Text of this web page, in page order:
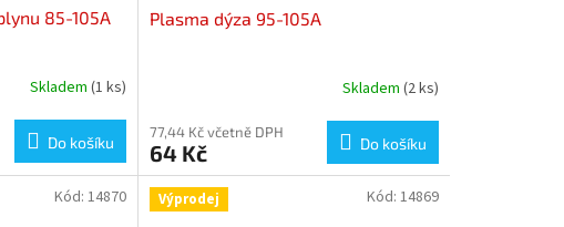
85-105A
Skladem (1 ks)
Do košíku
Plasma dýza 95-105A
Skladem (2 ks)
77,44 Kč včetně DPH
64 Kč Do košíku
Kód: 14870 Výprodej Kód: 14869